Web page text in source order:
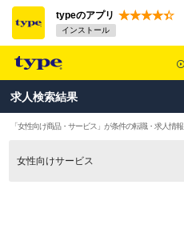
typeのアプリ
インストール
求人検索結果
「女性向け商品・サービス」が条件の転職・求人情報
女性向けサービス